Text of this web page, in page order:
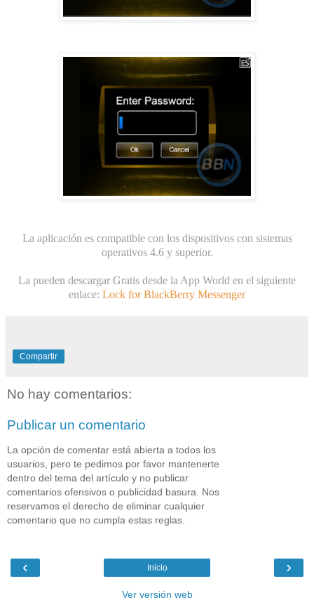
La aplicación es compatible con los dispositivos con sistemas
operativos 4.6 y superior.
La pueden descargar Gratis desde la App World en el siguiente
enlace: Lock for BlackBerry Messenger
Compartir
No hay comentarios:
Publicar un comentario
La opción de comentar está abierta a todos los
usuarios, pero te pedimos por favor mantenerte
dentro del tema del artículo y no publicar
comentarios ofensivos o publicidad basura. Nos
reservamos el derecho de eliminar cualquier
comentario que no cumpla estas reglas.
‹ ›
Inicio
Ver versión web